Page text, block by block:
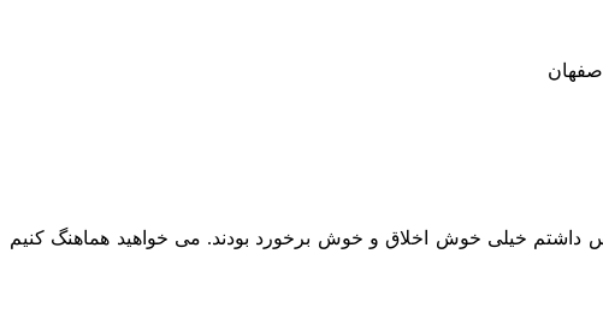
داشتم خیلی خوش اخلاق و خوش برخورد بودند. می خواهید هماهنگ کنیم